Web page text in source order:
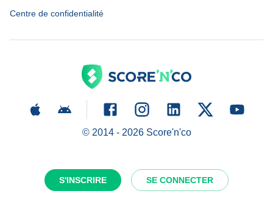
S'INSCRIRE SE CONNECTER
Centre de confidentialité
© 2014 - 2026Score'n'co